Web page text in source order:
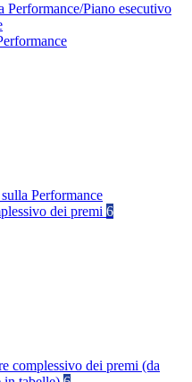
Performance/Piano esecutivo
Performance
dei premi 6
complessivo dei premi (da